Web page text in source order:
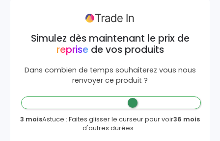
Simulez dès maintenant le prix de
reprisede vos produits
Dans combien de temps souhaiterez vous nous
renvoyer ce produit ?
3 moisAstuce : Faites glisser le curseur pour voir
d'autres durées
36 mois